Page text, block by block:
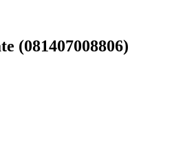
(081407008806)